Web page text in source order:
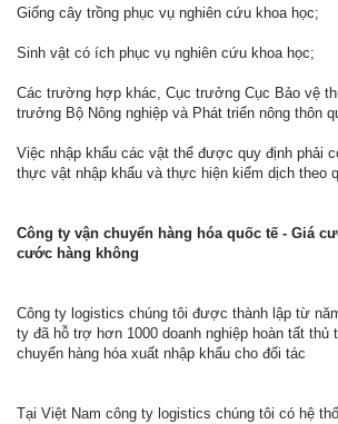
Giống cây trồng phục vụ nghiên cứu khoa học;
Sinh vật có ích phục vụ nghiên cứu khoa học;
Các trường hợp khác, Cục trưởng Cục Bảo vệ
trưởng Bộ Nông nghiệp và Phát triển nông thôn
Việc nhập khẩu các vật thể được quy định phải
thực vật nhập khẩu và thực hiện kiểm dịch theo
Công ty vận chuyển hàng hóa quốc tế - Giá
cước hàng không
Công ty logistics chúng tôi được thành lập từ
ty đã hỗ trợ hơn 1000 doanh nghiệp hoàn tất thủ
chuyển hàng hóa xuất nhập khẩu cho đối tác
Tại Việt Nam công ty logistics chúng tôi có hệ